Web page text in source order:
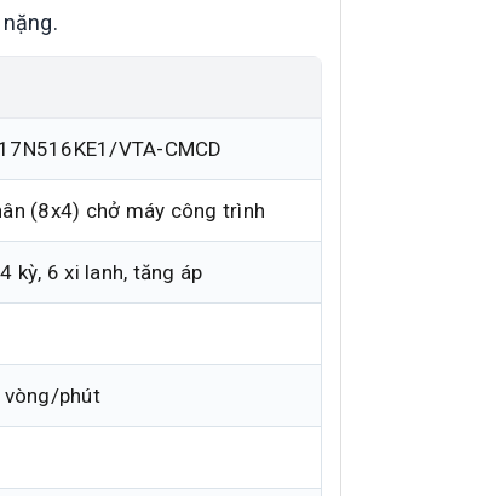
VTA-CMCD
(8x4) chở máy công trình
kỳ, 6 xi lanh, tăng áp
phút